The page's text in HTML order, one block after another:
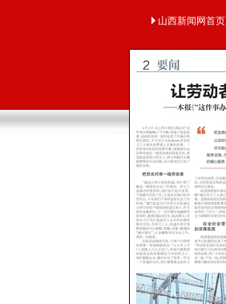
山西新闻网首页